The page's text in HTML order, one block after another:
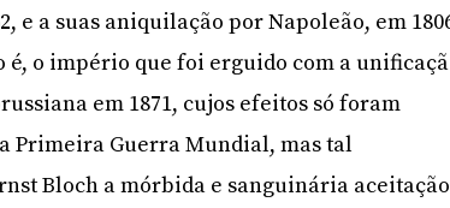
e a suas aniquilação por Napoleão, em
é, o império que foi erguido com a
em 1871, cujos efeitos só foram
Primeira Guerra Mundial, mas tal
Bloch a mórbida e sanguinária aceitação